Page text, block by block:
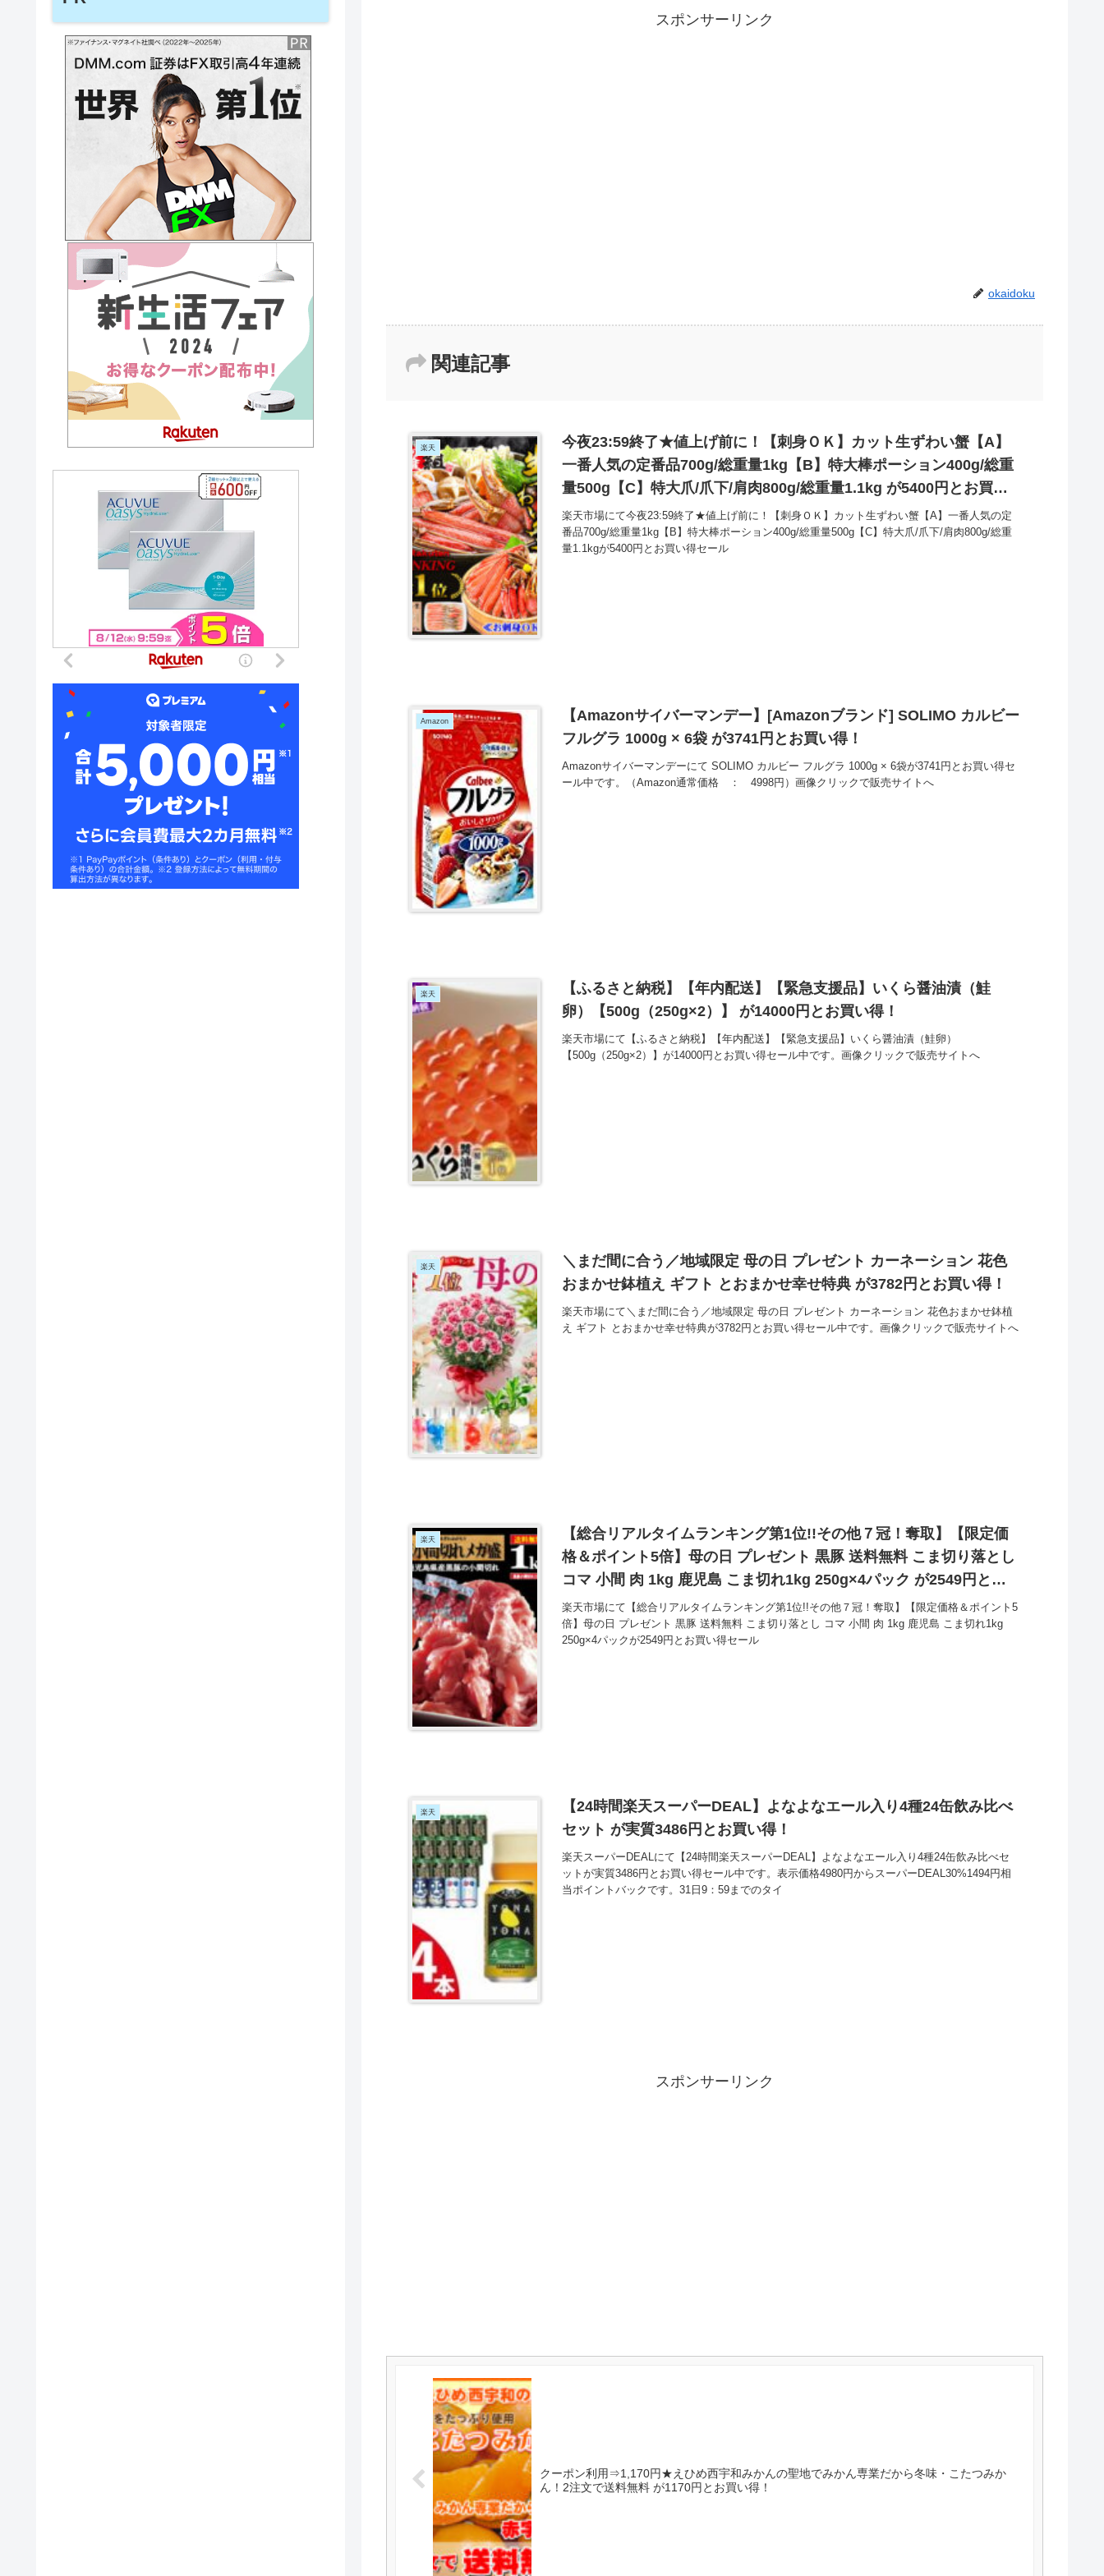
スポンサーリンク
okaidoku
関連記事
楽天
今夜23:59終了★値上げ前に！【刺身ＯＫ】カット生ずわい蟹【A】
一番人気の定番品700g/総重量1kg【B】特大棒ポーション400g/総重
量500g【C】特大爪/爪下/肩肉800g/総重量1.1kg が5400円とお買い
得！
楽天市場にて今夜23:59終了★値上げ前に！【刺身ＯＫ】カット生ずわい蟹【A】一番人気の定
番品700g/総重量1kg【B】特大棒ポーション400g/総重量500g【C】特大爪/爪下/肩肉800g/総重
量1.1kgが5400円とお買い得セール
Amazon
【Amazonサイバーマンデー】[Amazonブランド] SOLIMO カルビー
フルグラ 1000g × 6袋 が3741円とお買い得！
Amazonサイバーマンデーにて SOLIMO カルビー フルグラ 1000g × 6袋が3741円とお買い得セ
ール中です。（Amazon通常価格 ： 4998円）画像クリックで販売サイトへ
楽天
【ふるさと納税】【年内配送】【緊急支援品】いくら醤油漬（鮭
卵）【500g（250g×2）】 が14000円とお買い得！
楽天市場にて【ふるさと納税】【年内配送】【緊急支援品】いくら醤油漬（鮭卵）
【500g（250g×2）】が14000円とお買い得セール中です。画像クリックで販売サイトへ
楽天
＼まだ間に合う／地域限定 母の日 プレゼント カーネーション 花色
おまかせ鉢植え ギフト とおまかせ幸せ特典 が3782円とお買い得！
楽天市場にて＼まだ間に合う／地域限定 母の日 プレゼント カーネーション 花色おまかせ鉢植
え ギフト とおまかせ幸せ特典が3782円とお買い得セール中です。画像クリックで販売サイトへ
楽天
【総合リアルタイムランキング第1位!!その他７冠！奪取】【限定価
格＆ポイント5倍】母の日 プレゼント 黒豚 送料無料 こま切り落とし
コマ 小間 肉 1kg 鹿児島 こま切れ1kg 250g×4パック が2549円とお
買い得！
楽天市場にて【総合リアルタイムランキング第1位!!その他７冠！奪取】【限定価格＆ポイント5
倍】母の日 プレゼント 黒豚 送料無料 こま切り落とし コマ 小間 肉 1kg 鹿児島 こま切れ1kg
250g×4パックが2549円とお買い得セール
楽天
【24時間楽天スーパーDEAL】よなよなエール入り4種24缶飲み比べ
セット が実質3486円とお買い得！
楽天スーパーDEALにて【24時間楽天スーパーDEAL】よなよなエール入り4種24缶飲み比べセ
ットが実質3486円とお買い得セール中です。表示価格4980円からスーパーDEAL30%1494円相
当ポイントバックです。31日9：59までのタイ
スポンサーリンク
クーポン利用⇒1,170円★えひめ西宇和みかんの聖地でみかん専業だから冬味・こたつみか
ん！2注文で送料無料 が1170円とお買い得！